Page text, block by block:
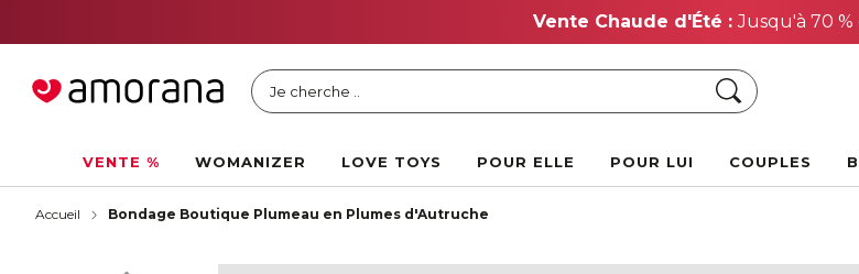
Vente Chaude d'Été :Jusqu'à 70 %
Je cherche .. Chercher
VENTE % WOMANIZER LOVE TOYS POUR ELLE POUR LUI COUPLES
Accueil Bondage Boutique Plumeau en Plumes d'Autruche